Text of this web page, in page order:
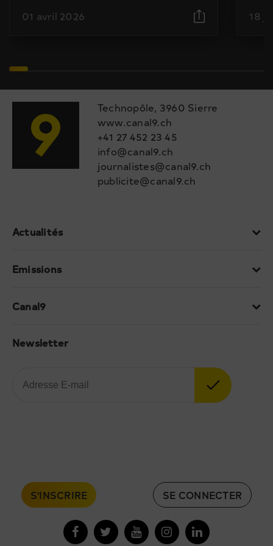
01 avril 2026 18
Technopôle, 3960 Sierre
www.canal9.ch
+41 27 452 23 45
info@canal9.ch
journalistes@canal9.ch
publicite@canal9.ch
Actualités
Emissions
Canal9
Newsletter
S'INSCRIRE SE CONNECTER